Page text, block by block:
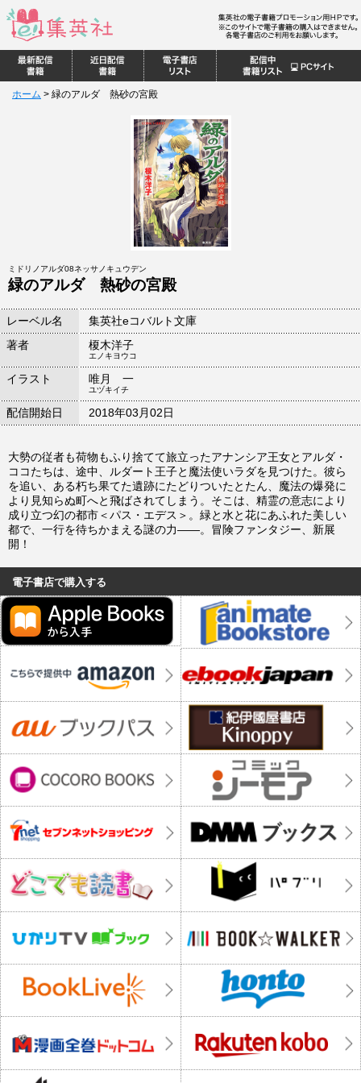
ホーム > 緑のアルダ 熱砂の宮殿
ミドリノアルダ08ネッサノキュウデン
緑のアルダ 熱砂の宮殿
レーベル名
集英社eコバルト文庫
著者
榎木洋子
エノキヨウコ
イラスト 唯月 一
ユヅキイチ
配信開始日 2018年03月02日
大勢の従者も荷物もふり捨てて旅立ったアナンシア王女とアルダ・
ココたちは、途中、ルダート王子と魔法使いラダを見つけた。彼ら
を追い、ある朽ち果てた遺跡にたどりついたとたん、魔法の爆発に
より見知らぬ町へと飛ばされてしまう。そこは、精霊の意志により
成り立つ幻の都市＜パス・エデス＞。緑と水と花にあふれた美しい
都で、一行を待ちかまえる謎の力――。冒険ファンタジー、新展
開！
電子書店で購入する